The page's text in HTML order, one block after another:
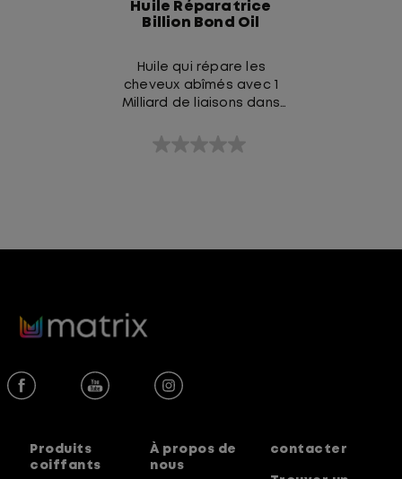
Huile Réparatrice
Billion Bond Oil
Huile qui répare les
cheveux abîmés avec 1
Milliard de liaisons dans
0.0
Produits
coiffants
À propos de
nous
contacter